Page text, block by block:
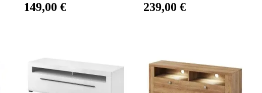
149,00 € 239,00 €